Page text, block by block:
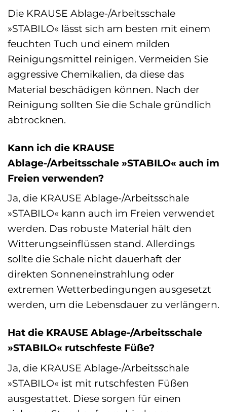
Die KRAUSE Ablage-/Arbeitsschale
»STABILO« lässt sich am besten mit einem
feuchten Tuch und einem milden
Reinigungsmittel reinigen. Vermeiden Sie
aggressive Chemikalien, da diese das
Material beschädigen können. Nach der
Reinigung sollten Sie die Schale gründlich
abtrocknen.
Kann ich die KRAUSE
Ablage-/Arbeitsschale »STABILO« auch im
Freien verwenden?
Ja, die KRAUSE Ablage-/Arbeitsschale
»STABILO« kann auch im Freien verwendet
werden. Das robuste Material hält den
Witterungseinflüssen stand. Allerdings
sollte die Schale nicht dauerhaft der
direkten Sonneneinstrahlung oder
extremen Wetterbedingungen ausgesetzt
werden, um die Lebensdauer zu verlängern.
Hat die KRAUSE Ablage-/Arbeitsschale
»STABILO« rutschfeste Füße?
Ja, die KRAUSE Ablage-/Arbeitsschale
»STABILO« ist mit rutschfesten Füßen
ausgestattet. Diese sorgen für einen